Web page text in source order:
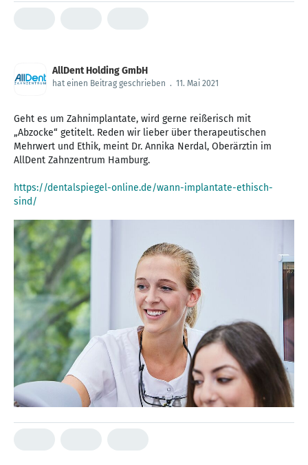
AllDent Holding GmbH
hat einen Beitrag geschrieben . 11. Mai 2021
Geht es um Zahnimplantate, wird gerne reißerisch mit
„Abzocke“ getitelt. Reden wir lieber über therapeutischen
Mehrwert und Ethik, meint Dr. Annika Nerdal, Oberärztin im
AllDent Zahnzentrum Hamburg.
https://dentalspiegel-online.de/wann-implantate-ethisch-
sind/